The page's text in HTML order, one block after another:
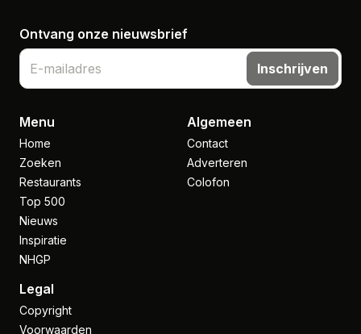
Ontvang onze nieuwsbrief
Inschrijven
Menu
Home
Zoeken
Restaurants
Top 500
Nieuws
Inspiratie
NHGP
Algemeen
Contact
Adverteren
Colofon
Legal
Copyright
Voorwaarden